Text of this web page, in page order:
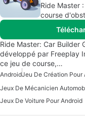
Ride Master
course
Ride Master: Car Builder
développé par Freeplay
ce jeu de course,…
AndroidJeu De Création Pour
Jeux De Voiture Pour Android